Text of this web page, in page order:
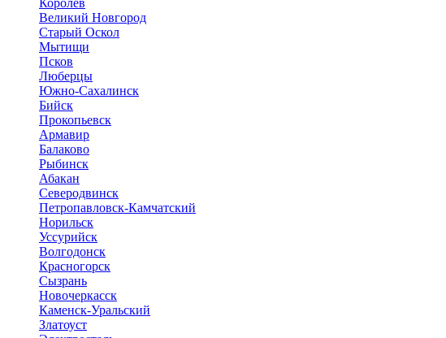
Великий Новгород
Старый Оскол
Мытищи
Псков
Люберцы
Южно-Сахалинск
Бийск
Прокопьевск
Армавир
Балаково
Рыбинск
Абакан
Северодвинск
Петропавловск-Камчатский
Норильск
Уссурийск
Волгодонск
Красногорск
Сызрань
Новочеркасск
Каменск-Уральский
Златоуст